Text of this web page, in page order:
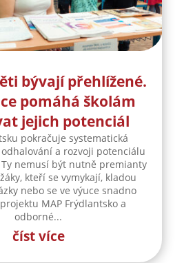
bývají přehlížené.
pomáhá školám
jejich potenciál
pokračuje systematická
a rozvoji potenciálu
nemusí být nutně premianty
kteří se vymykají, kladou
nebo se ve výuce snadno
MAP Frýdlantsko a
odborné...
číst více